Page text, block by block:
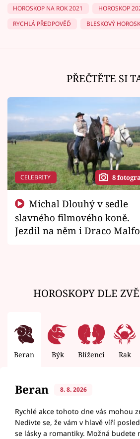
HOROSKOP NA ROK 2021
HOROSKOP
RYCHLÁ PŘEDPOVĚĎ
BLESKOVÝ
PŘEČTĚTE SI
CELEBRITY 8
slavného filmového koně.
Jezdil na něm i Draco
HOROSKOPY DLE
Beran Býk Blíženci Rak
Beran 8. 8. 2026
Rychlé akce tohoto dne vás mohou
Nedivte se, že vám v hlavě víří
se lásky a romantiky. Možná budete